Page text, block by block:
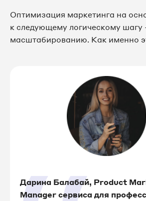
Оптимизация маркетинга на
к следующему логическому шагу
масштабированию. Как именно
Дарина Балабай, Product
Manager сервиса для